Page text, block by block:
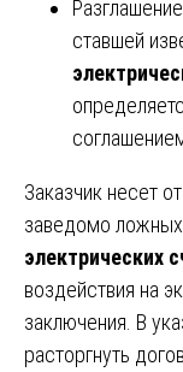
ставшей
Заказчик несет
заведомо
электрических
воздействия на
заключения. В
расторгнуть